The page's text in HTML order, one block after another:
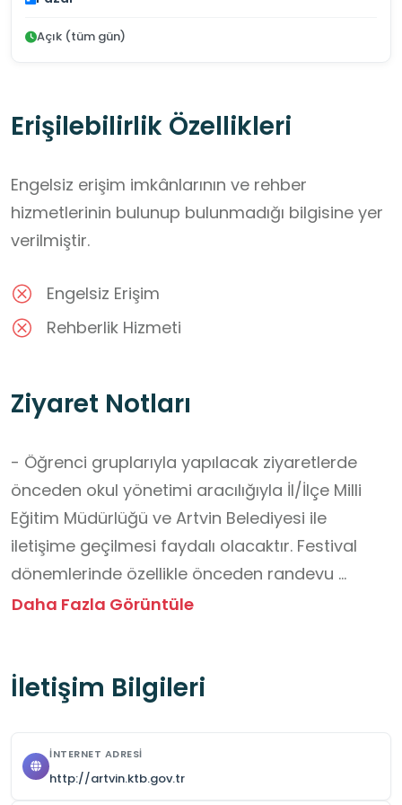
Açık (tüm gün)
Erişilebilirlik Özellikleri
Engelsiz erişim imkânlarının ve rehber
hizmetlerinin bulunup bulunmadığı bilgisine yer
verilmiştir.
Engelsiz Erişim
Rehberlik Hizmeti
Ziyaret Notları
- Öğrenci gruplarıyla yapılacak ziyaretlerde
önceden okul yönetimi aracılığıyla İl/İlçe Milli
Eğitim Müdürlüğü ve Artvin Belediyesi ile
iletişime geçilmesi faydalı olacaktır. Festival
dönemlerinde özellikle önceden randevu
alınması önemlidir.
ve bazı organizasyonlarda ücretli uygulamalar
-Yaylada kısıtlı sayıda tesis bulunduğundan
Daha Fazla Görüntüle
İletişim Bilgileri
İNTERNET ADRESI
http://artvin.ktb.gov.tr